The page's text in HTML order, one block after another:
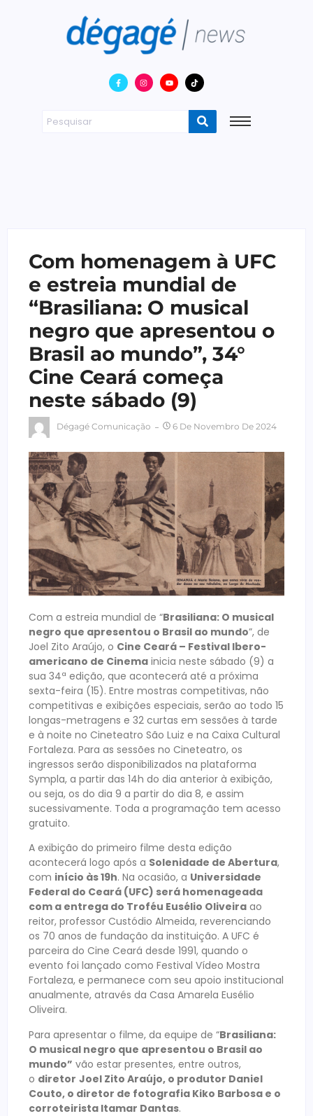
Com homenagem à UFC
e estreia mundial de
“Brasiliana: O musical
negro que apresentou o
Brasil ao mundo”, 34°
Cine Ceará começa
neste sábado (9)
Dégagé Comunicação 6 De Novembro De 2024
Com a estreia mundial de “Brasiliana: O musical
negro que apresentou o Brasil ao mundo”, de
Joel Zito Araújo, o Cine Ceará – Festival Ibero-
americano de Cinema inicia neste sábado (9) a
sua 34ª edição, que acontecerá até a próxima
sexta-feira (15). Entre mostras competitivas, não
competitivas e exibições especiais, serão ao todo 15
longas-metragens e 32 curtas em sessões à tarde
e à noite no Cineteatro São Luiz e na Caixa Cultural
Fortaleza. Para as sessões no Cineteatro, os
ingressos serão disponibilizados na plataforma
Sympla, a partir das 14h do dia anterior à exibição,
ou seja, os do dia 9 a partir do dia 8, e assim
sucessivamente. Toda a programação tem acesso
gratuito.
A exibição do primeiro filme desta edição
acontecerá logo após a Solenidade de Abertura,
com início às 19h. Na ocasião, a Universidade
Federal do Ceará (UFC) será homenageada
com a entrega do Troféu Eusélio Oliveira ao
reitor, professor Custódio Almeida, reverenciando
os 70 anos de fundação da instituição. A UFC é
parceira do Cine Ceará desde 1991, quando o
evento foi lançado como Festival Vídeo Mostra
Fortaleza, e permanece com seu apoio institucional
anualmente, através da Casa Amarela Eusélio
Oliveira.
Para apresentar o filme, da equipe de “Brasiliana:
O musical negro que apresentou o Brasil ao
mundo” vão estar presentes, entre outros,
o diretor Joel Zito Araújo, o produtor Daniel
Couto, o diretor de fotografia Kiko Barbosa e o
corroteirista Itamar Dantas.